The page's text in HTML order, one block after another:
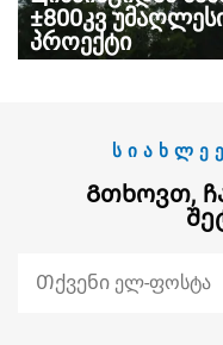
±800კვ
პროექტი
Გთხოვთ,